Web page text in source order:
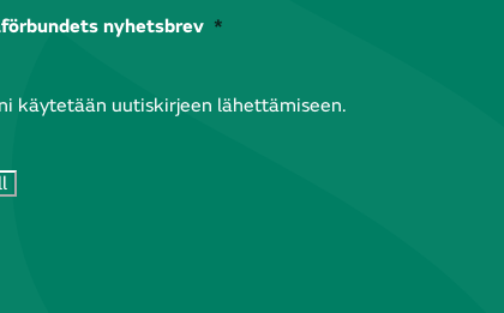
nyhetsbrev *
käytetään uutiskirjeen lähettämiseen.